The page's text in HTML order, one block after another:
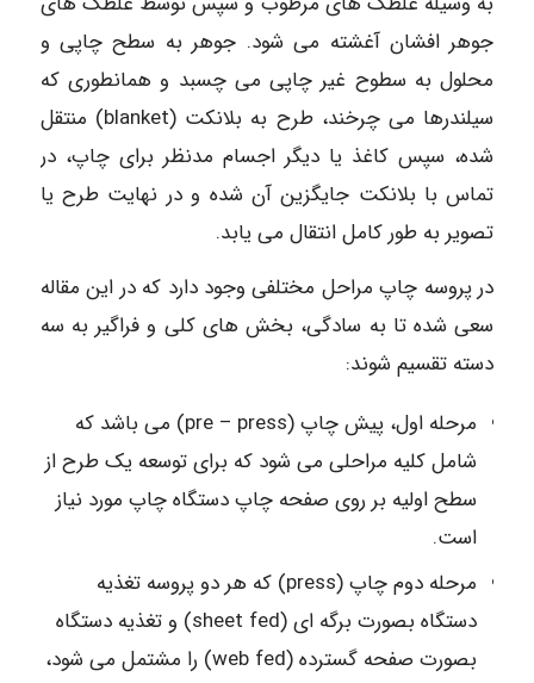
جوهر افشان آغشته می شود. جوهر به سطح چاپی و
محلول به سطوح غیر چاپی می چسبد و همانطوری که
سیلندرها می چرخند، طرح به بلانکت (blanket) منتقل
شده، سپس کاغذ یا دیگر اجسام مدنظر برای چاپ، در
تماس با بلانکت جایگزین آن شده و در نهایت طرح یا
تصویر به طور کامل انتقال می یابد.
در پروسه چاپ مراحل مختلفی وجود دارد که در این مقاله
سعی شده تا به سادگی، بخش های کلی و فراگیر به سه
دسته تقسیم شوند:
مرحله اول، پیش چاپ (pre – press) می باشد که
شامل کلیه مراحلی می شود که برای توسعه یک طرح از
سطح اولیه بر روی صفحه چاپ دستگاه چاپ مورد نیاز
است.
مرحله دوم چاپ (press) که هر دو پروسه تغذیه
دستگاه بصورت برگه ای (sheet fed) و تغذیه دستگاه
بصورت صفحه گسترده (web fed) را مشتمل می شود،